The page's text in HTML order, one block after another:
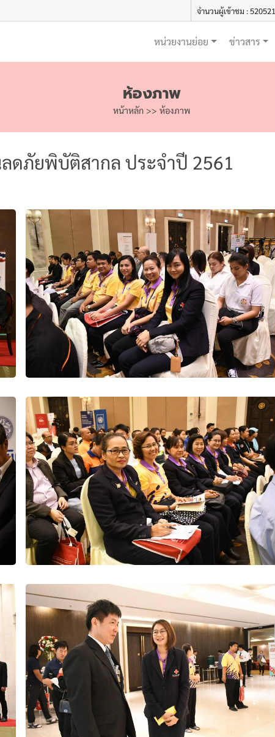
จำนวนผู้เข้าชม : 520521
หน่วยงานย่อย ข่าวสาร
ห้องภาพ
หน้าหลัก >> ห้องภาพ
ดภัยพิบัติสากล ประจำปี 2561